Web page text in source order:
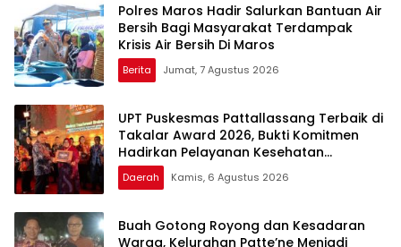
Polres Maros Hadir Salurkan Bantuan Air
Bersih Bagi Masyarakat Terdampak
Krisis Air Bersih Di Maros
Berita Jumat, 7 Agustus 2026
UPT Puskesmas Pattallassang Terbaik di
Takalar Award 2026, Bukti Komitmen
Hadirkan Pelayanan Kesehatan
Berkualitas
Daerah Kamis, 6 Agustus 2026
Buah Gotong Royong dan Kesadaran
Warga, Kelurahan Patte’ne Menjadi